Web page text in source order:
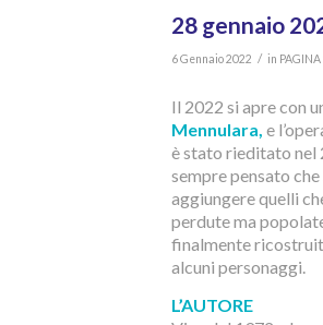
28 gennaio
6 Gennaio 2022 / in
Il 2022 si apre con
Mennulara, e
è stato rieditato nel
sempre pensato
aggiungere quelli
perdute ma
finalmente
alcuni personaggi.
L’AUTORE